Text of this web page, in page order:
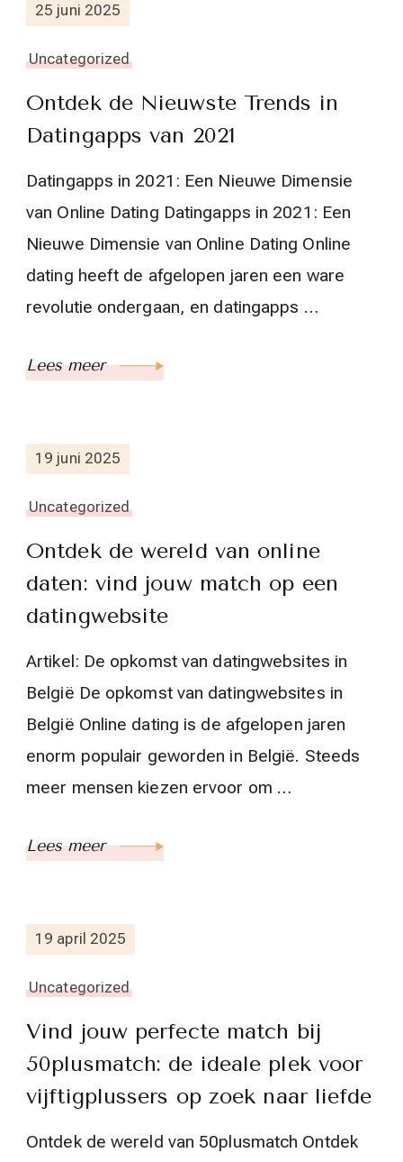
25 juni 2025
Uncategorized
Ontdek de Nieuwste Trends in
Datingapps van 2021
Datingapps in 2021: Een Nieuwe Dimensie
van Online Dating Datingapps in 2021: Een
Nieuwe Dimensie van Online Dating Online
dating heeft de afgelopen jaren een ware
revolutie ondergaan, en datingapps …
Lees meer
19 juni 2025
Uncategorized
Ontdek de wereld van online
daten: vind jouw match op een
datingwebsite
Artikel: De opkomst van datingwebsites in
België De opkomst van datingwebsites in
België Online dating is de afgelopen jaren
enorm populair geworden in België. Steeds
meer mensen kiezen ervoor om …
Lees meer
19 april 2025
Uncategorized
Vind jouw perfecte match bij
50plusmatch: de ideale plek voor
vijftigplussers op zoek naar liefde
Ontdek de wereld van 50plusmatch Ontdek